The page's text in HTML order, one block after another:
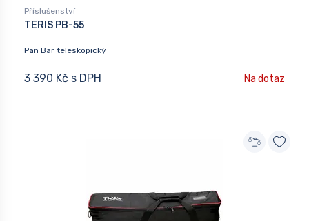
Příslušenství
TERIS PB-55
Pan Bar teleskopický
3 390 Kč s DPH Na dotaz